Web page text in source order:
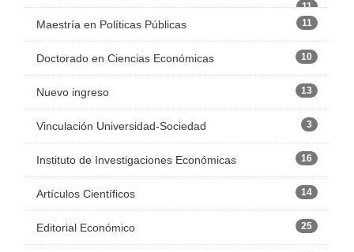
11
Maestría en Políticas Públicas 11
Doctorado en Ciencias Económicas 10
Nuevo ingreso 13
Vinculación Universidad-Sociedad 3
Instituto de Investigaciones Económicas 16
Artículos Científicos 14
Editorial Económico 25